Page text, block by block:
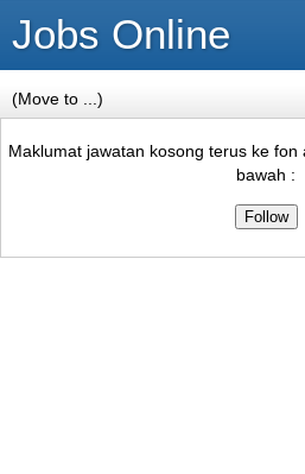
Jobs Online
Maklumat jawatan kosong terus ke
bawah :